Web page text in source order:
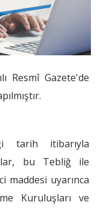
Resmî Gazete'de
tarih itibarıyla
bu Tebliğ ile
maddesi uyarınca
Kuruluşları ve